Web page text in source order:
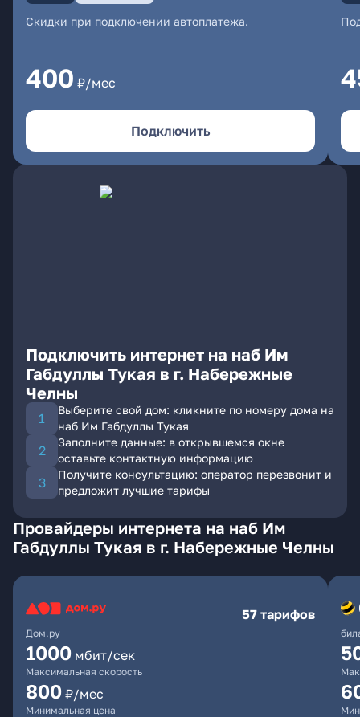
Скидки при подключении автоплатежа.
400 ₽/мес
Подключить
Подключить интернет на наб Им
Габдуллы Тукая в г. Набережные
Челны
Выберите свой дом: кликните по номеру дома на
наб Им Габдуллы Тукая
Заполните данные: в открывшемся окне
оставьте контактную информацию
Получите консультацию: оператор перезвонит и
предложит лучшие тарифы
Провайдеры интернета на наб Им
Габдуллы Тукая в г. Набережные Челны
Дом.ру
57 тарифов
1000 мбит/сек
Максимальная скорость
800 ₽/мес
Минимальная цена